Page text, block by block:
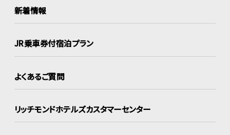
新着情報
JR乗車券付宿泊プラン
よくあるご質問
リッチモンドホテルズカスタマーセンター